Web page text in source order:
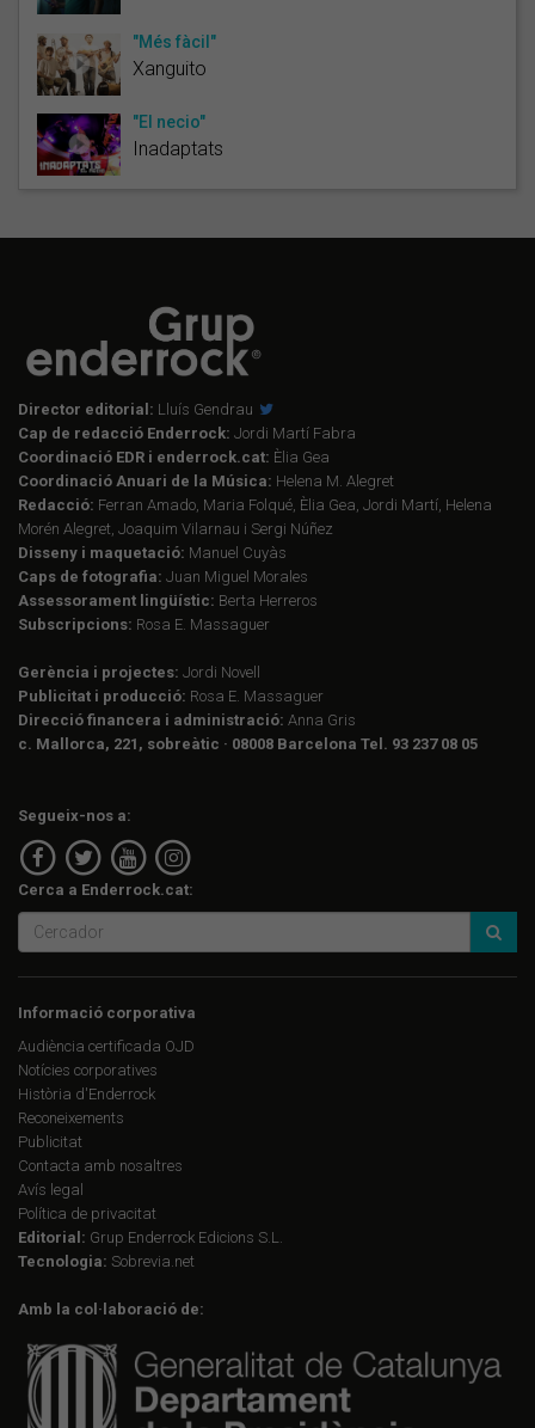
"Més fàcil"
Xanguito
"El necio"
Inadaptats
Director editorial: Lluís Gendrau
Cap de redacció Enderrock: Jordi Martí Fabra
Coordinació EDR i enderrock.cat: Èlia Gea
Coordinació Anuari de la Música: Helena M. Alegret
Redacció: Ferran Amado, Maria Folqué, Èlia Gea, Jordi Martí, Helena
Morén Alegret, Joaquim Vilarnau i Sergi Núñez
Disseny i maquetació: Manuel Cuyàs
Caps de fotografia: Juan Miguel Morales
Assessorament lingüístic: Berta Herreros
Subscripcions: Rosa E. Massaguer
Gerència i projectes: Jordi Novell
Publicitat i producció: Rosa E. Massaguer
Direcció financera i administració: Anna Gris
c. Mallorca, 221, sobreàtic · 08008 Barcelona Tel. 93 237 08 05
Segueix-nos a:
Cerca a Enderrock.cat:
Informació corporativa
Audiència certificada OJD
Notícies corporatives
Història d'Enderrock
Reconeixements
Publicitat
Contacta amb nosaltres
Avís legal
Política de privacitat
Editorial: Grup Enderrock Edicions S.L.
Tecnologia: Sobrevia.net
Amb la col·laboració de: